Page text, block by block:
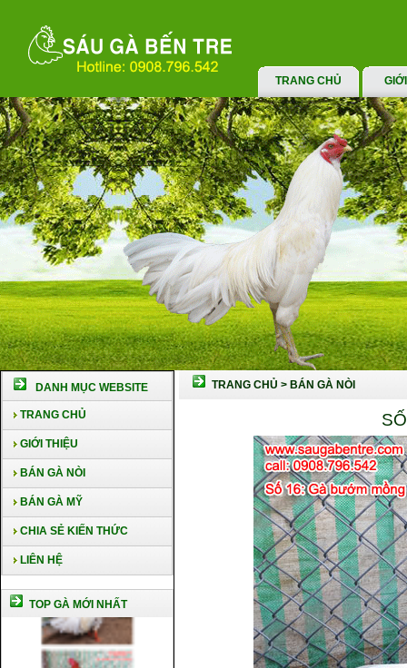
TRANG CHỦ
DANH MỤC WEBSITE
TRANG CHỦ
GIỚI THIỆU
BÁN GÀ NÒI
BÁN GÀ MỸ
CHIA SẺ KIẾN THỨC
LIÊN HỆ
TOP GÀ MỚI NHẤT
TRANG CHỦ > BÁN GÀ NÒI